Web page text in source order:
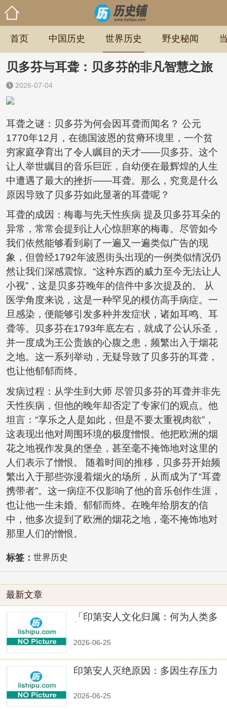
首页 中国历史 世界历史 野史秘闻
贝多芬与耳聋：贝多芬的非凡智慧之旅
2026-07-04
耳聋之谜：贝多芬为何会因耳聋而闻名？ 公元
1770年12月，在德国波恩的贫瘠环境里，一个贫
穷家庭孕育出了令人瞩目的天才——贝多芬。这个
让人举世瞩目的音乐巨匠，自幼便在最辉煌的人生
中遭遇了最大的挫折——耳聋。那么，究竟是什么
原因导致了贝多芬如此显著的耳聋呢？
耳聋的成因：梅毒与先天性疾病 提及贝多芬耳朵的
异常，常常会提到让人心惊胆寒的梅毒。尽管如今
我们依然能够看到刷了一遍又一遍类似广告的现
象，但曾经1792年波恩街头出现的一例类似情况仍
然让我们深感震惊。“这种东西的威力至今无法让人
小视”，这是贝多芬晚年的信件中多次提及的。 从
医学角度来说，这是一种罕见的模仿高手病症。一
旦感染，便能够引发多种并发症状，诸如耳鸣、耳
聋等。贝多芬在1793年底左右，就成了公认乐圣，
并一度成为王公贵族的心腹之患，频繁出入于烟花
之地。这一系列举动，无疑导致了贝多芬的耳聋，
也让他郁郁而终。
发病过程：从学生到大师 尽管贝多芬的耳聋并非先
天性疾病，但他的晚年却否定了专家们的观点。他
坦言：“享乐之人是如此，但是不要太重视肉欲”，
这表现出他对周围环境的极度憎恨。他把欧洲的烟
花之地视作发臭的堡垒，甚至毫不掩饰地对这里的
人们表示了憎恨。 随着时间的推移，贝多芬开始频
繁出入于那些弥漫着烟火的场所，从而成为了“耳聋
携带者”。这一病症不仅影响了他的音乐创作生涯，
也让他一生未婚、郁郁而终。在晚年给朋友的信
中，他多次提到了欧洲的烟花之地，毫不掩饰地对
那里人们的憎恨。
标签： 世界历史
最新文章
「印第安人文化归属：何为人类多
2026-06-25
印第安人灭绝原因：多因生存压力
2026-06-25